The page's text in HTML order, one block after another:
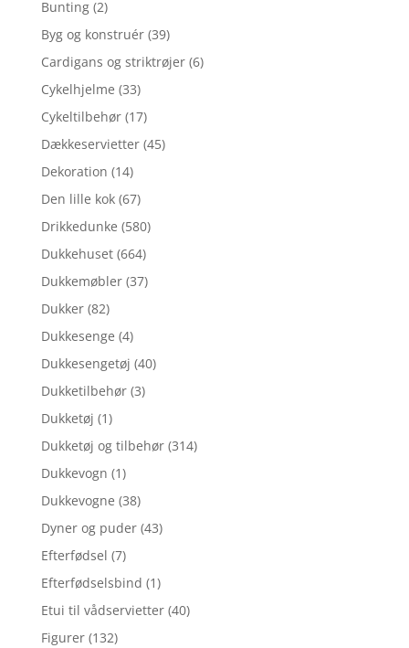
Bunting (2)
Byg og konstruér (39)
Cardigans og striktrøjer (6)
Cykelhjelme (33)
Cykeltilbehør (17)
Dækkeservietter (45)
Dekoration (14)
Den lille kok (67)
Drikkedunke (580)
Dukkehuset (664)
Dukkemøbler (37)
Dukker (82)
Dukkesenge (4)
Dukkesengetøj (40)
Dukketilbehør (3)
Dukketøj (1)
Dukketøj og tilbehør (314)
Dukkevogn (1)
Dukkevogne (38)
Dyner og puder (43)
Efterfødsel (7)
Efterfødselsbind (1)
Etui til vådservietter (40)
Figurer (132)